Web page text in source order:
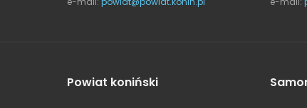
Powiat koniński